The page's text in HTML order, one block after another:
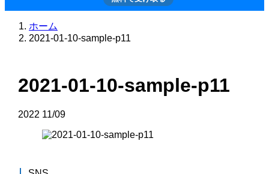
ホーム
2021-01-10-sample-p11
2021-01-10-sample-p11
2022 11/09